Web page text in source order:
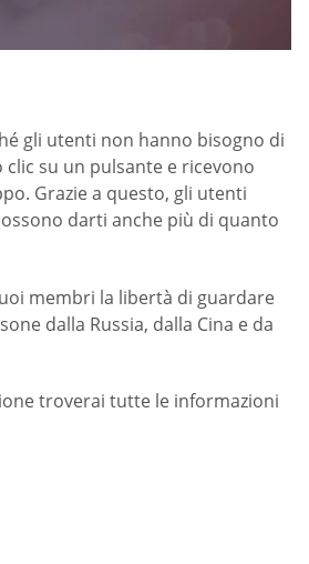
gli utenti non hanno bisogno di
su un pulsante e ricevono
Grazie a questo, gli utenti
darti anche più di quanto
membri la libertà di guardare
dalla Russia, dalla Cina e da
troverai tutte le informazioni